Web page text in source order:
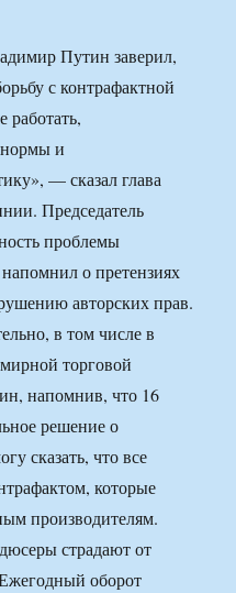
Путин заверил,
с контрафактной
работать,
нормы и
— сказал глава
Председатель
проблемы
о претензиях
авторских прав.
в том числе в
торговой
напомнив, что 16
решение о
сказать, что все
которые
производителям.
страдают от
оборот